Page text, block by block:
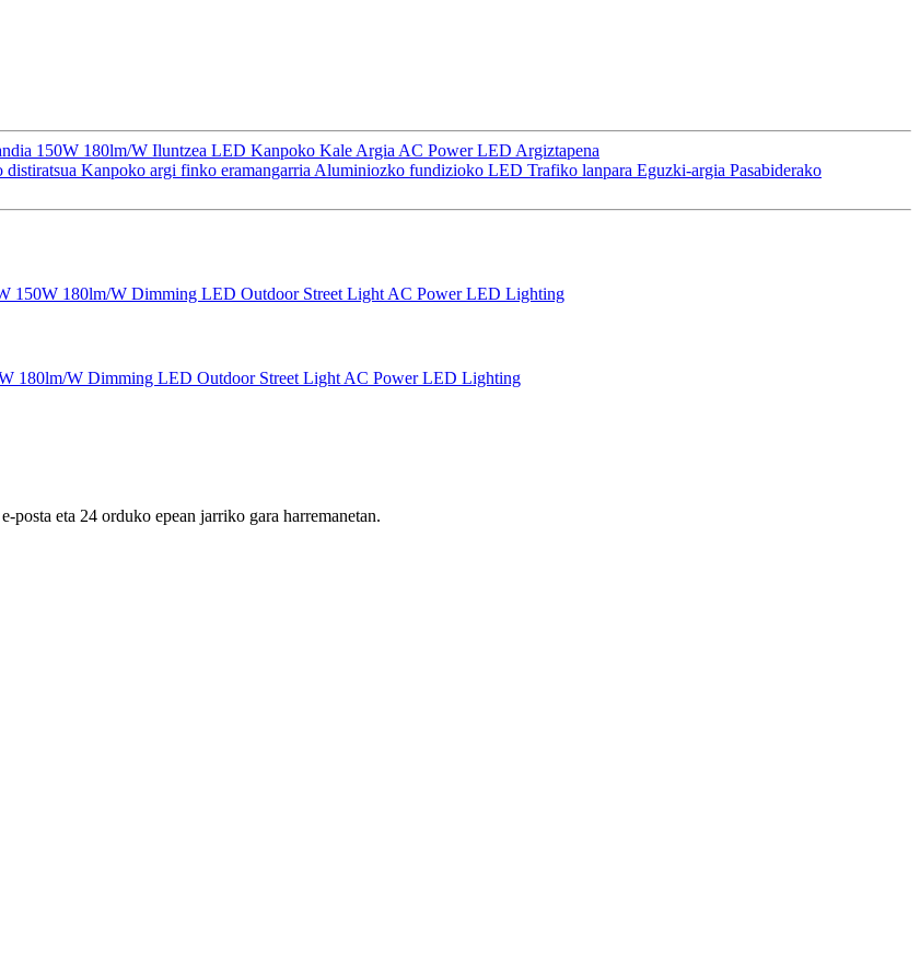
150W 180lm/W Iluntzea LED Kanpoko Kale Argia AC Power LED Argiztapena
Kanpoko argi finko eramangarria Aluminiozko fundizioko LED Trafiko lanpara Eguzki-argia Pasabiderako
eta 24 orduko epean jarriko gara harremanetan.